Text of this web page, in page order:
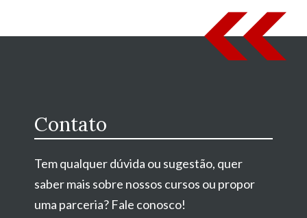
Contato
Tem qualquer dúvida ou sugestão, quer
saber mais sobre nossos cursos ou propor
uma parceria? Fale conosco!